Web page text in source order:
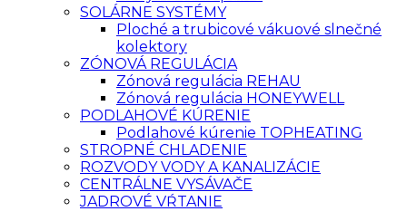
SOLÁRNE SYSTÉMY
Ploché a trubicové vákuové slnečné
kolektory
ZÓNOVÁ REGULÁCIA
Zónová regulácia REHAU
Zónová regulácia HONEYWELL
PODLAHOVÉ KÚRENIE
Podlahové kúrenie TOPHEATING
STROPNÉ CHLADENIE
ROZVODY VODY A KANALIZÁCIE
CENTRÁLNE VYSÁVAČE
JADROVÉ VŔTANIE